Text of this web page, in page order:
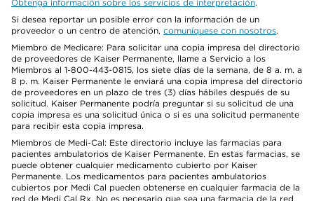
Obtenga información sobre los servicios de interpretación.
Si desea reportar un posible error con la información de un
proveedor o un centro de atención, comuníquese con nosotros.
Miembro de Medicare: Para solicitar una copia impresa del directorio
de proveedores de Kaiser Permanente, llame a Servicio a los
Miembros al 1-800-443-0815, los siete días de la semana, de 8 a. m. a
8 p. m. Kaiser Permanente le enviará una copia impresa del directorio
de proveedores en un plazo de tres (3) días hábiles después de su
solicitud. Kaiser Permanente podría preguntar si su solicitud de una
copia impresa es una solicitud única o si es una solicitud permanente
para recibir esta copia impresa.
Miembros de Medi-Cal: Este directorio incluye las farmacias para
pacientes ambulatorios de Kaiser Permanente. En estas farmacias, se
puede obtener cualquier medicamento cubierto por Kaiser
Permanente. Los medicamentos para pacientes ambulatorios
cubiertos por Medi Cal pueden obtenerse en cualquier farmacia de la
red de Medi Cal Rx. No es necesario que sea una farmacia de la red